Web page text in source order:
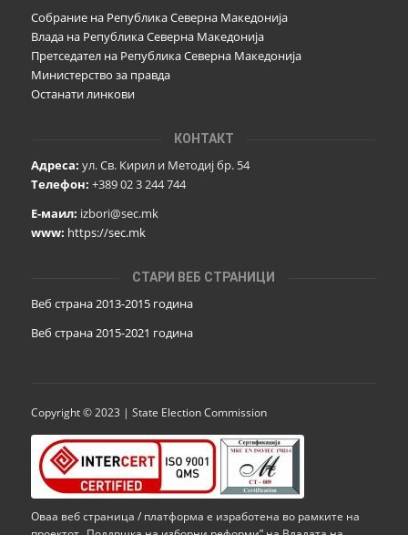
Собрание на Република Северна Македонија
Влада на Република Северна Македонија
Претседател на Република Северна Македонија
Министерство за правда
Останати линкови
КОНТАКТ
Адреса: ул. Св. Кирил и Методиј бр. 54
Телефон: +389 02 3 244 744
Е-маил: izbori@sec.mk
www: https://sec.mk
СТАРИ ВЕБ СТРАНИЦИ
Веб страна 2013-2015 година
Веб страна 2015-2021 година
Copyright © 2023 | State Election Commission
Оваа веб страница / платформа е изработена во рамките на